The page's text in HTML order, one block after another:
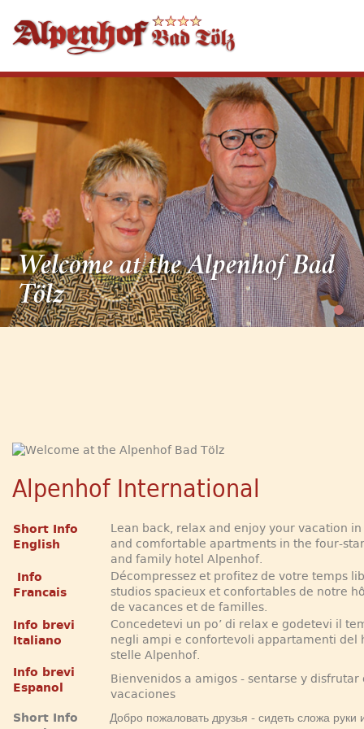
Welcome at the Alpenhof Bad
Tölz
Alpenhof International
Short Info
English
Lean back, relax and enjoy your vacation
and comfortable apartments in the four-
and family hotel Alpenhof.
Info
Francais
Décompressez et profitez de votre temps
studios spacieux et confortables de notre
de vacances et de familles.
Info brevi
Italiano
Concedetevi un po’ di relax e godetevi il
negli ampi e confortevoli appartamenti del
stelle Alpenhof.
Info brevi
Espanol
Bienvenidos a amigos - sentarse y disfrutar
vacaciones
Short Info
Добро пожаловать друзья - сидеть сложа руки